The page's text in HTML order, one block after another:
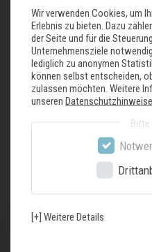
Runder PU-Sitz
Sitzhöhenverstellung durch
270 mm Gasfeder
Fußring
Auswahl aus: Polierten Aluminium
Gleiter
Zuletzt
Wir verwenden Cookies, um
Erlebnis zu bieten. Dazu
der Seite und für die
Unternehmensziele
lediglich zu anonymen
können selbst entscheiden,
zulassen möchten. Weitere
unseren
Bitte
[+] Weitere Details